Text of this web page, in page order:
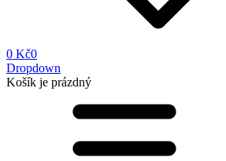
0 Kč0
Dropdown
Košík je prázdný